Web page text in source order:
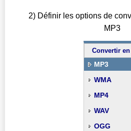
2) Définir les options de
MP3
Convertir en
MP3
WMA
MP4
WAV
OGG